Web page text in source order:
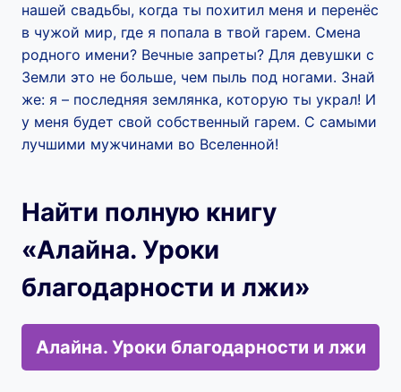
нашей свадьбы, когда ты похитил меня и перенёс
в чужой мир, где я попала в твой гарем. Смена
родного имени? Вечные запреты? Для девушки с
Земли это не больше, чем пыль под ногами. Знай
же: я – последняя землянка, которую ты украл! И
у меня будет свой собственный гарем. С самыми
лучшими мужчинами во Вселенной!
Найти полную книгу
«Алайна. Уроки
благодарности и лжи»
Алайна. Уроки благодарности и лжи